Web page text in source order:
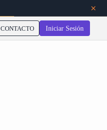
CONTACTO Iniciar Sesión